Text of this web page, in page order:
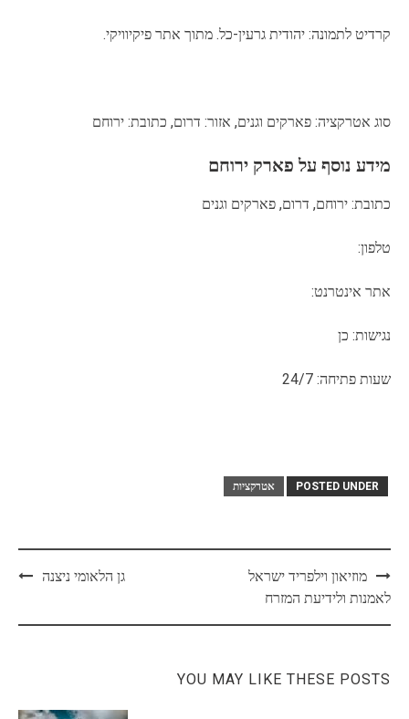
קרדיט לתמונה: יהודית גרעין-כל. מתוך אתר פיקיוויקי.
סוג אטרקציה: פארקים וגנים, אזור: דרום, כתובת: ירוחם
מידע נוסף על פארק ירוחם
כתובת: ירוחם, דרום, פארקים וגנים
טלפון:
אתר אינטרנט:
נגישות: כן
שעות פתיחה: 24/7
POSTED UNDER אטרקציות
Post
navigation
מוזיאון וילפריד ישראל
לאמנות ולידיעת המזרח
גן הלאומי ניצנה
YOU MAY LIKE THESE POSTS